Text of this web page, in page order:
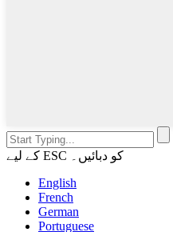
کے لیے ESC کو دبائیں۔
English
French
German
Portuguese